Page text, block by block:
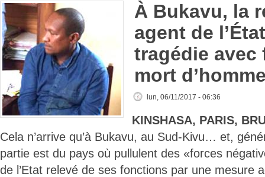
À Bukavu, la
agent de
tragédie avec
mort
lun, 06/11/2017 - 06:36
KINSHASA, PARIS,
Cela n’arrive qu’à Bukavu, au Sud-Kivu… et,
partie est du pays où pullulent des «forces
de l’Etat relevé de ses fonctions par une mesure